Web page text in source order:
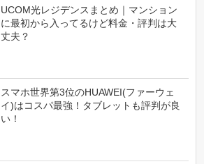
UCOM光レジデンスまとめ｜マンション
に最初から入ってるけど料金・評判は大
丈夫？
スマホ世界第3位のHUAWEI(ファーウェ
イ)はコスパ最強！タブレットも評判が良
い！